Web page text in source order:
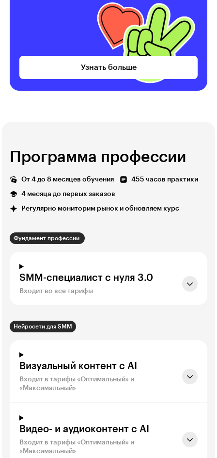
Узнать больше
Программа профессии
От 4 до 8 месяцев обучения 455 часов практики
4 месяца до первых заказов
Регулярно мониторим рынок и обновляем курс
Фундамент профессии
SMM-специалист с нуля 3.0
Входит во все тарифы
Нейросети для SMM
Визуальный контент с AI
Входит в тарифы «Оптимальный» и
«Максимальный»
Видео- и аудиоконтент с AI
Входит в тарифы «Оптимальный» и
«Максимальный»